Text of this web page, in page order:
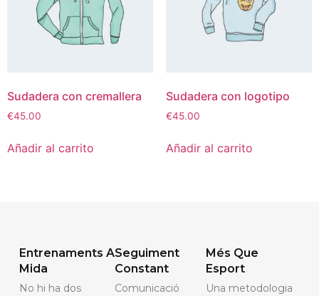
Sudadera con cremallera
€45.00
Añadir al carrito
Sudadera con logotipo
€45.00
Añadir al carrito
Entrenaments A
Mida
No hi ha dos
Seguiment
Constant
Comunicació
Més Que
Esport
Una metodologia